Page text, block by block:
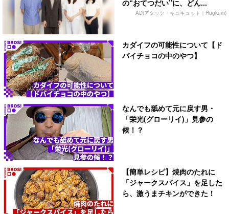
の“おてつだい”に、どん...
AD(アタック・キュキュット｜Hugkum)
カダイフの可能性について【ド
バイチョコの中のやつ】
なんでも舐めて元に戻す男・
「栄光(グローリイ)」見参の
候！？
【簡単レシピ】焼肉のたれに
「ジャークスパイス」を足した
ら、激うまチキンができた！